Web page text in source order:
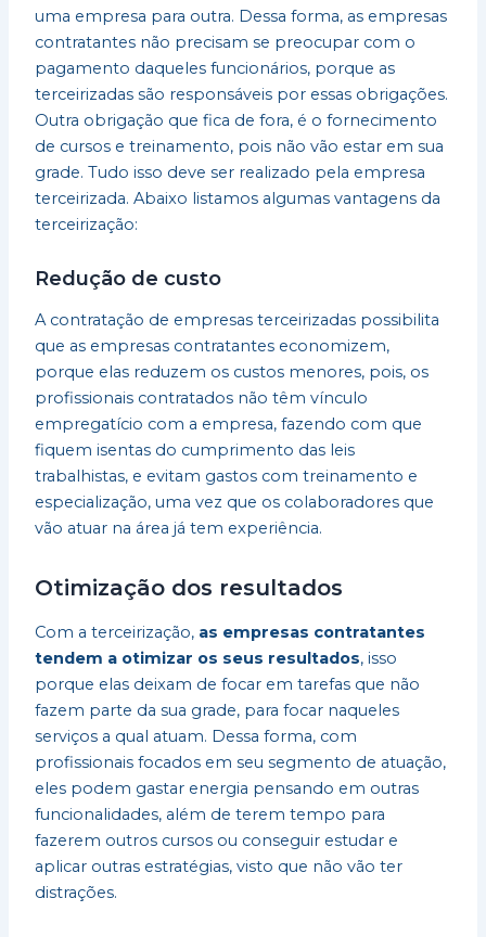
uma empresa para outra. Dessa forma, as empresas
contratantes não precisam se preocupar com o
pagamento daqueles funcionários, porque as
terceirizadas são responsáveis por essas obrigações.
Outra obrigação que fica de fora, é o fornecimento
de cursos e treinamento, pois não vão estar em sua
grade. Tudo isso deve ser realizado pela empresa
terceirizada. Abaixo listamos algumas vantagens da
terceirização:
Redução de custo
A contratação de empresas terceirizadas possibilita
que as empresas contratantes economizem,
porque elas reduzem os custos menores, pois, os
profissionais contratados não têm vínculo
empregatício com a empresa, fazendo com que
fiquem isentas do cumprimento das leis
trabalhistas, e evitam gastos com treinamento e
especialização, uma vez que os colaboradores que
vão atuar na área já tem experiência.
Otimização dos resultados
Com a terceirização, as empresas contratantes
tendem a otimizar os seus resultados, isso
porque elas deixam de focar em tarefas que não
fazem parte da sua grade, para focar naqueles
serviços a qual atuam. Dessa forma, com
profissionais focados em seu segmento de atuação,
eles podem gastar energia pensando em outras
funcionalidades, além de terem tempo para
fazerem outros cursos ou conseguir estudar e
aplicar outras estratégias, visto que não vão ter
distrações.